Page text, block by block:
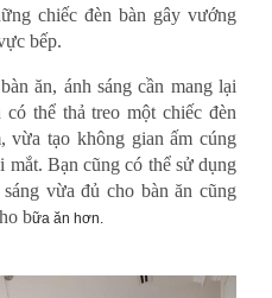
chiếc đèn bàn gây vướng
bếp.
ăn, ánh sáng cần mang lại
thể thả treo một chiếc đèn
vừa tạo không gian ấm cúng
Bạn cũng có thể sử dụng
vừa đủ cho bàn ăn cũng
bữa ăn hơn.